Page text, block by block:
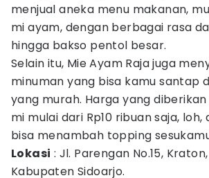
menjual aneka menu makanan,
mi ayam, dengan berbagai rasa
hingga bakso pentol besar.
Selain itu, Mie Ayam Raja juga
minuman yang bisa kamu santap
yang murah. Harga yang
mi mulai dari Rp10 ribuan saja, loh,
bisa menambah topping
Lokasi : Jl. Parengan No.15,
Kabupaten Sidoarjo.